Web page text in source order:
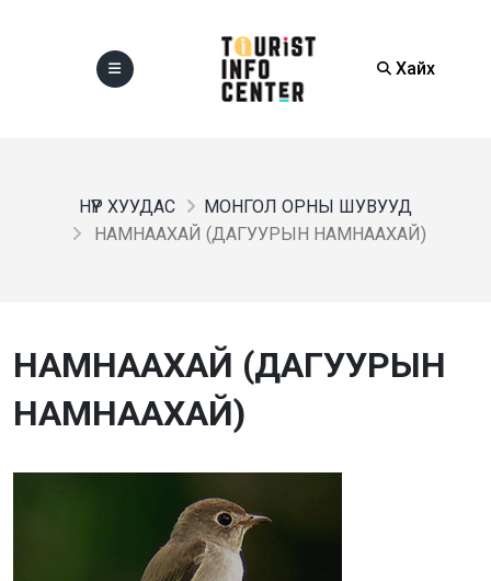
Хайх
НҮҮР ХУУДАС
МОНГОЛ ОРНЫ ШУВУУД
НАМНААХАЙ (ДАГУУРЫН НАМНААХАЙ)
НАМНААХАЙ (ДАГУУРЫН
НАМНААХАЙ)